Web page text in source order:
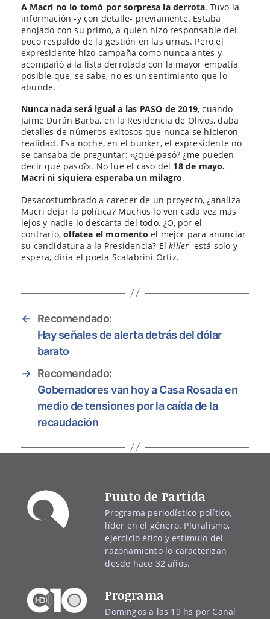
A Macri no lo tomó por sorpresa la derrota. Tuvo la
información -y con detalle- previamente. Estaba
enojado con su primo, a quien hizo responsable del
poco respaldo de la gestión en las urnas. Pero el
expresidente hizo campaña como nunca antes y
acompañó a la lista derrotada con la mayor empatía
posible que, se sabe, no es un sentimiento que lo
abunde.
Nunca nada será igual a las PASO de 2019, cuando
Jaime Durán Barba, en la Residencia de Olivos, daba
detalles de números exitosos que nunca se hicieron
realidad. Esa noche, en el bunker, el expresidente no
se cansaba de preguntar: «¿qué pasó? ¿me pueden
decir qué paso?». No fue el caso del 18 de mayo.
Macri ni siquiera esperaba un milagro.
Desacostumbrado a carecer de un proyecto, ¿analiza
Macri dejar la política? Muchos lo ven cada vez más
lejos y nadie lo descarta del todo. ¿O, por el
contrario,olfatea el momentoel mejor para anunciar
su candidatura a la Presidencia? Elkiller está solo y
espera, diría el poeta Scalabrini Ortiz.
←
Recomendado:
Hay señales de alerta detrás del dólar
barato
→ Recomendado:
Gobernadores van hoy a Casa Rosada en
medio de tensiones por la caída de la
recaudación
Punto de Partida
Programa periodístico político,
líder en el género. Pluralismo,
ejercicio ético y estímulo del
razonamiento lo caracterizan
desde hace 32 años.
Programa
Domingos a las 19 hs por Canal